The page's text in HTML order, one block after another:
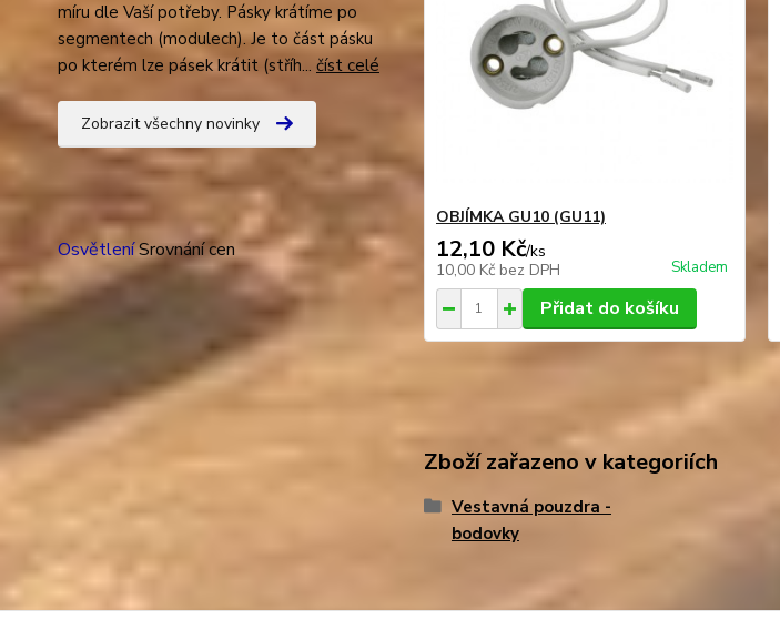
míru dle Vaší potřeby. Pásky krátíme po
segmentech (modulech). Je to část pásku
po kterém lze pásek krátit (stříh... číst celé
Zobrazit všechny novinky
OsvětleníSrovnání cen
OBJÍMKA GU10 (GU11)
12,10 Kč/ks
10,00 Kč bez DPH Skladem
Přidat do košíku
Zboží zařazeno v kategoriích
Vestavná pouzdra -
bodovky